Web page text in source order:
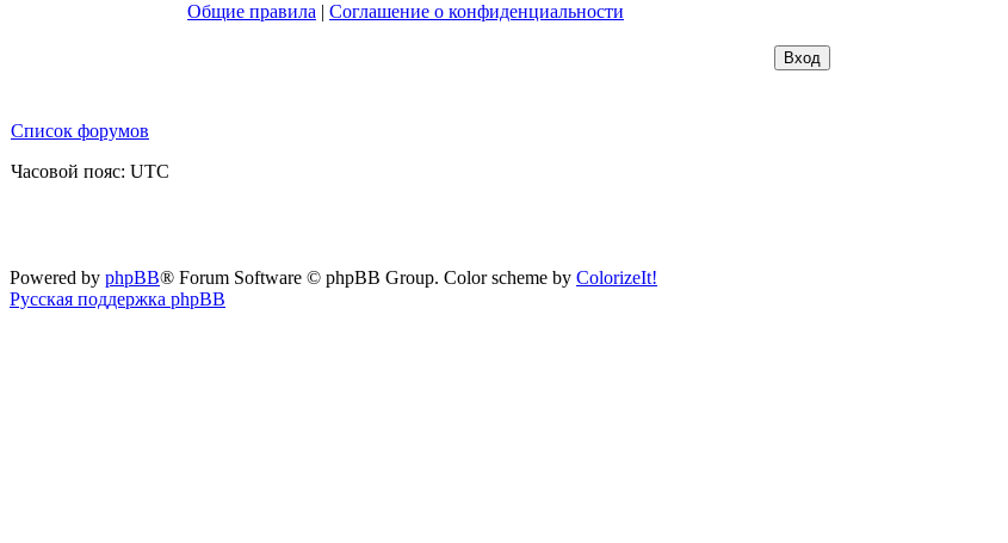
Общие правила | Соглашение о конфиденциальности
Список форумов
Часовой пояс: UTC
Powered by phpBB® Forum Software © phpBB Group. Color scheme by ColorizeIt!
Русская поддержка phpBB